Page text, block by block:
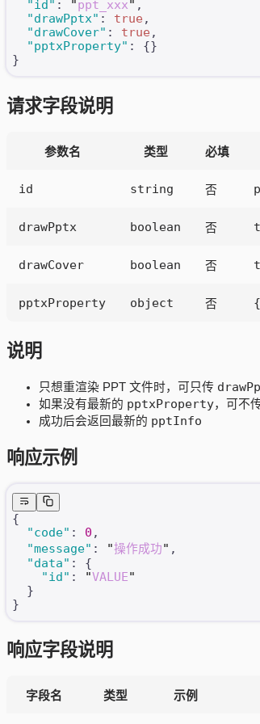
  "id"
: "ppt_xxx" ,
  "drawPptx"
: true ,
  "drawCover"
: true ,
  "pptxProperty"
: {}
}
请求字段说明
参数名 类型 必填
id string 否
drawPptx boolean 否
drawCover boolean 否
pptxProperty object 否
说明
只想重渲染 PPT 文件时，可只传
如果没有最新的 pptxProperty，可不
成功后会返回最新的 pptInfo
响应示例
{
  "code"
: 0 ,
  "message"
: "操作成功" ,
  "data"
: {
    "id"
: "VALUE"
  }
}
响应字段说明
字段名 类型 示例